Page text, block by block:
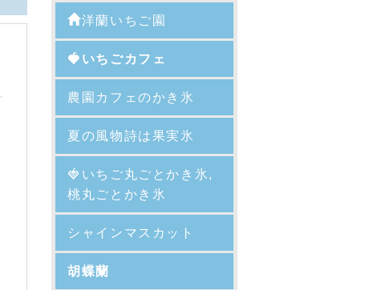
洋蘭いちご園
🍓いちごカフェ
農園カフェのかき氷
夏の風物詩は果実氷
🍓 いちご丸ごとかき氷,
桃丸ごとかき氷
シャインマスカット
胡蝶蘭